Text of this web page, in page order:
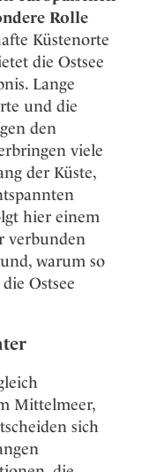
Rolle
Küstenorte
die Ostsee
Lange
und die
den
viele
der Küste,
hier einem
verbunden
warum so
Ostsee
Mittelmeer,
sich